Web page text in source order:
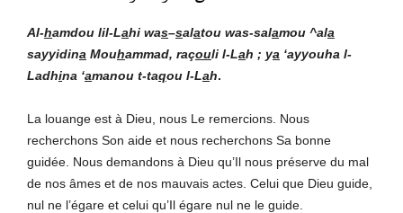
Al-hamdou lil-Lahi was–salatou was-salamou ^ala
sayyidina Mouhammad, raçouli l-Lah ; ya ‘ayyouha l-
Ladhina ‘amanou t-taqou l-Lah.
La louange est à Dieu, nous Le remercions. Nous
recherchons Son aide et nous recherchons Sa bonne
guidée. Nous demandons à Dieu qu’Il nous préserve du mal
de nos âmes et de nos mauvais actes. Celui que Dieu guide,
nul ne l’égare et celui qu’Il égare nul ne le guide.